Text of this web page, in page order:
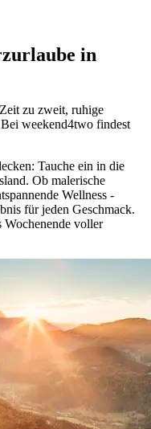
in
zu zweit, ruhige
weekend4two findest
Tauche ein in die
Ob malerische
Wellness -
für jeden Geschmack.
Wochenende voller